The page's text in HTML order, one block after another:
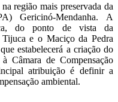
região mais preservada da
Gericinó-Mendanha. A
do ponto de vista da
e o Maciço da Pedra
estabelecerá a criação do
Câmara de Compensação
atribuição é definir a
ambiental.